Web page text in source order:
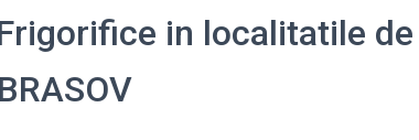
in localitatile de